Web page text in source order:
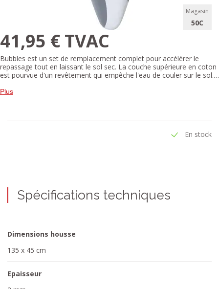
Magasin
50C
41,95 € TVAC
Bubbles est un set de remplacement complet pour accélérer le
repassage tout en laissant le sol sec. La couche supérieure en coton
est pourvue d'un revêtement qui empêche l'eau de couler sur le sol.
de la vapeur, ce qui permet de défroisser plus rapidement le linge.
Plus
En stock
Spécifications techniques
Dimensions housse
135 x 45 cm
Epaisseur